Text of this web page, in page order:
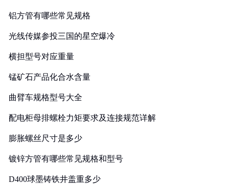
铝方管有哪些常见规格
光线传媒参投三国的星空爆冷
横担型号对应重量
锰矿石产品化合水含量
曲臂车规格型号大全
配电柜母排螺栓力矩要求及连接规范详解
膨胀螺丝尺寸是多少
镀锌方管有哪些常见规格和型号
D400球墨铸铁井盖重多少